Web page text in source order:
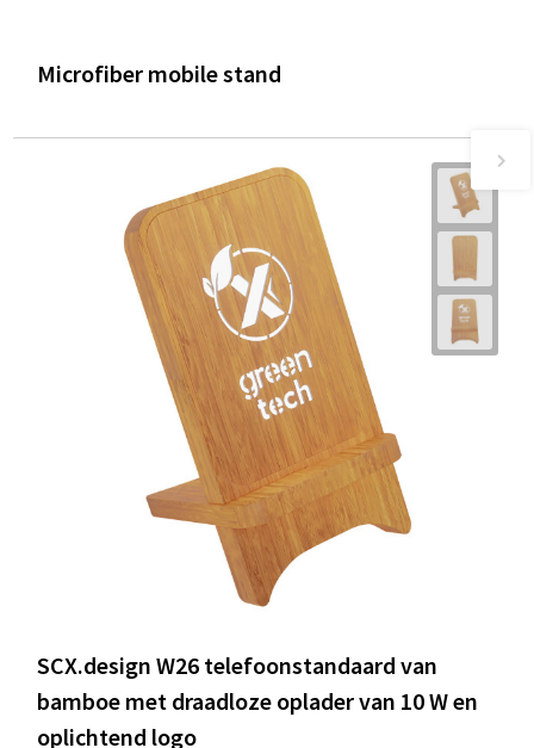
Microfiber mobile stand
SCX.design W26 telefoonstandaard van
bamboe met draadloze oplader van 10 W en
oplichtend logo